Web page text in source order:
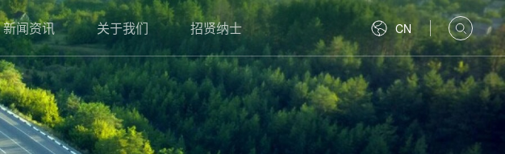
新闻资讯 关于我们 招贤纳士 CN